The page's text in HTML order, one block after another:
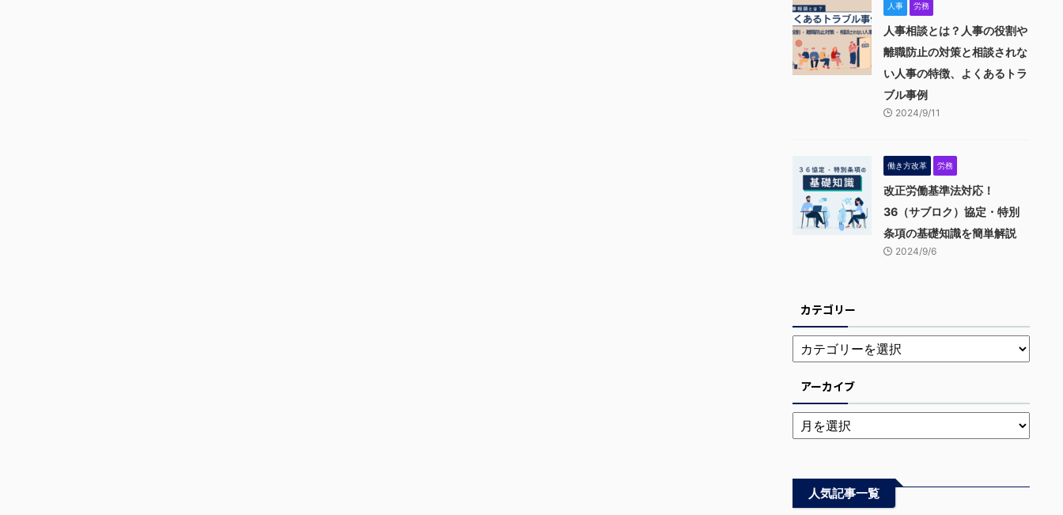
人事 労務
人事相談とは？人事の役割や
離職防止の対策と相談されな
い人事の特徴、よくあるトラ
ブル事例
2024/9/11
働き方改革 労務
改正労働基準法対応！
36（サブロク）協定・特別
条項の基礎知識を簡単解説
2024/9/6
カテゴリー
アーカイブ
人気記事一覧